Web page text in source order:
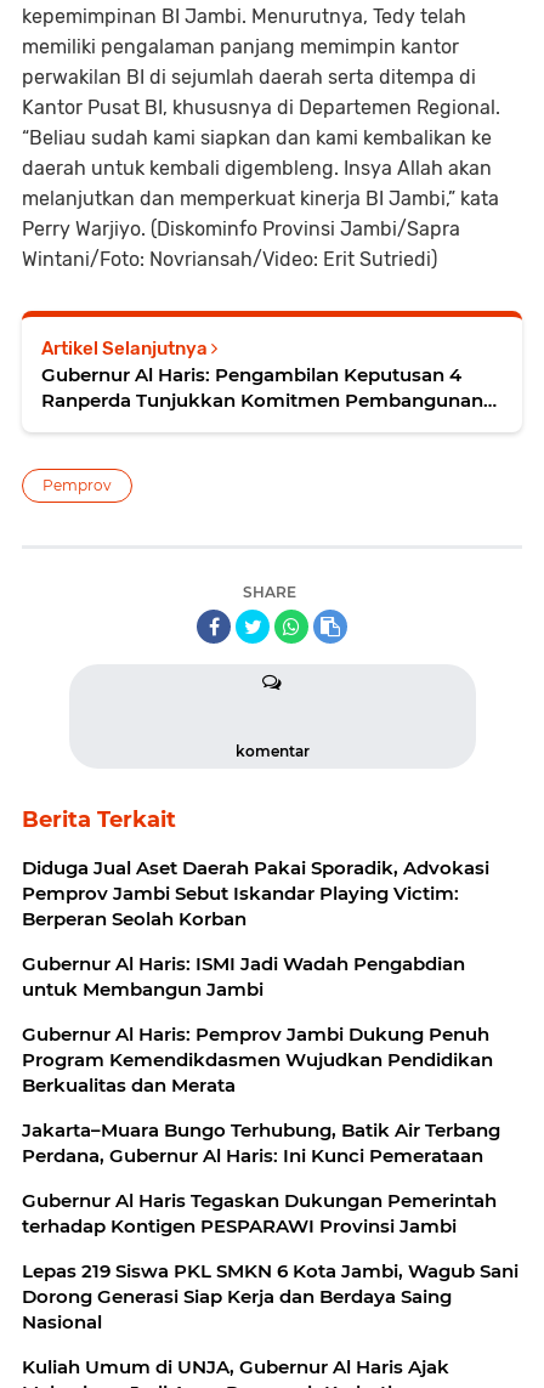
kepemimpinan BI Jambi. Menurutnya, Tedy telah
memiliki pengalaman panjang memimpin kantor
perwakilan BI di sejumlah daerah serta ditempa di
Kantor Pusat BI, khususnya di Departemen Regional.
“Beliau sudah kami siapkan dan kami kembalikan ke
daerah untuk kembali digembleng. Insya Allah akan
melanjutkan dan memperkuat kinerja BI Jambi,” kata
Perry Warjiyo. (Diskominfo Provinsi Jambi/Sapra
Wintani/Foto: Novriansah/Video: Erit Sutriedi)
Artikel Selanjutnya
Gubernur Al Haris: Pengambilan Keputusan 4
Ranperda Tunjukkan Komitmen Pembangunan
Pemprov
SHARE
komentar
Berita Terkait
Diduga Jual Aset Daerah Pakai Sporadik, Advokasi
Pemprov Jambi Sebut Iskandar Playing Victim:
Berperan Seolah Korban
Gubernur Al Haris: ISMI Jadi Wadah Pengabdian
untuk Membangun Jambi
Gubernur Al Haris: Pemprov Jambi Dukung Penuh
Program Kemendikdasmen Wujudkan Pendidikan
Berkualitas dan Merata
Jakarta–Muara Bungo Terhubung, Batik Air Terbang
Perdana, Gubernur Al Haris: Ini Kunci Pemerataan
Gubernur Al Haris Tegaskan Dukungan Pemerintah
terhadap Kontigen PESPARAWI Provinsi Jambi
Lepas 219 Siswa PKL SMKN 6 Kota Jambi, Wagub Sani
Dorong Generasi Siap Kerja dan Berdaya Saing
Nasional
Kuliah Umum di UNJA, Gubernur Al Haris Ajak